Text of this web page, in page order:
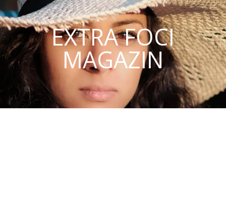
EXTRA FOCI
MAGAZIN